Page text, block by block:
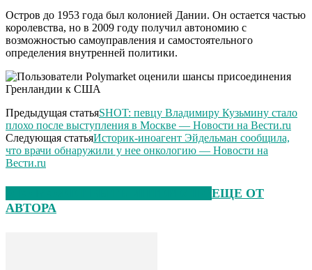
Остров до 1953 года был колонией Дании. Он остается частью
королевства, но в 2009 году получил автономию с
возможностью самоуправления и самостоятельного
определения внутренней политики.
Предыдущая статьяSHOT: певцу Владимиру Кузьмину стало
плохо после выступления в Москве — Новости на Вести.ru
Следующая статьяИсторик-иноагент Эйдельман сообщила,
что врачи обнаружили у нее онкологию — Новости на
Вести.ru
ЕЩЕ ОТ
АВТОРА